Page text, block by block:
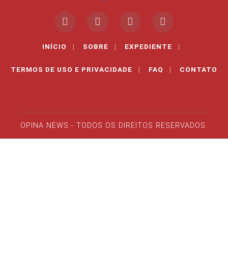
INÍCIO | SOBRE | EXPEDIENTE |
TERMOS DE USO E PRIVACIDADE | FAQ | CONTATO
OPINA NEWS - TODOS OS DIREITOS RESERVADOS.